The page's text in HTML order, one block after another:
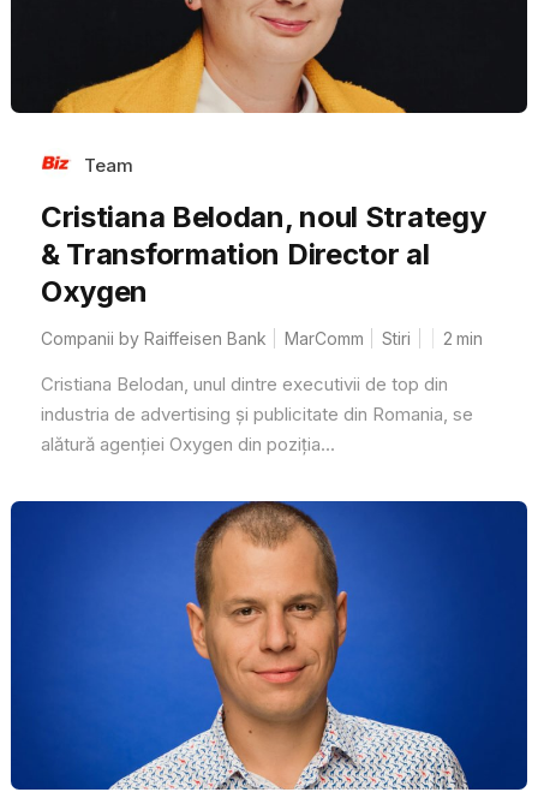
Team
Cristiana Belodan, noul Strategy
& Transformation Director al
Oxygen
Companii by Raiffeisen Bank MarComm Stiri 2 min
Cristiana Belodan, unul dintre executivii de top din
industria de advertising și publicitate din Romania, se
alătură agenției Oxygen din poziția...